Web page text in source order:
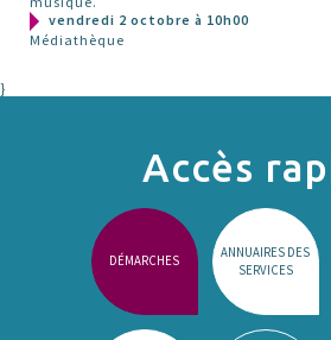
vendredi 2 octobre à 10h00
Médiathèque
}
Accès
DÉMARCHES
ANNUAIRES DES
SERVICES